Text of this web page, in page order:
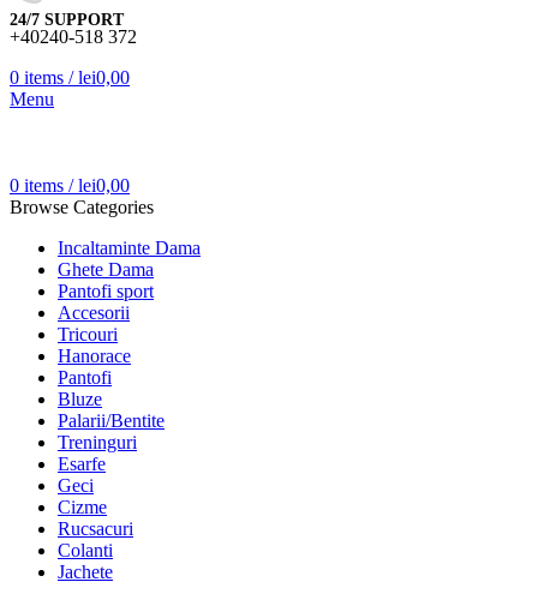
24/7 SUPPORT
+40240-518 372
0 items / lei0,00
Menu
0 items / lei0,00
Browse Categories
Incaltaminte Dama
Ghete Dama
Pantofi sport
Accesorii
Tricouri
Hanorace
Pantofi
Bluze
Palarii/Bentite
Treninguri
Esarfe
Geci
Cizme
Rucsacuri
Colanti
Jachete